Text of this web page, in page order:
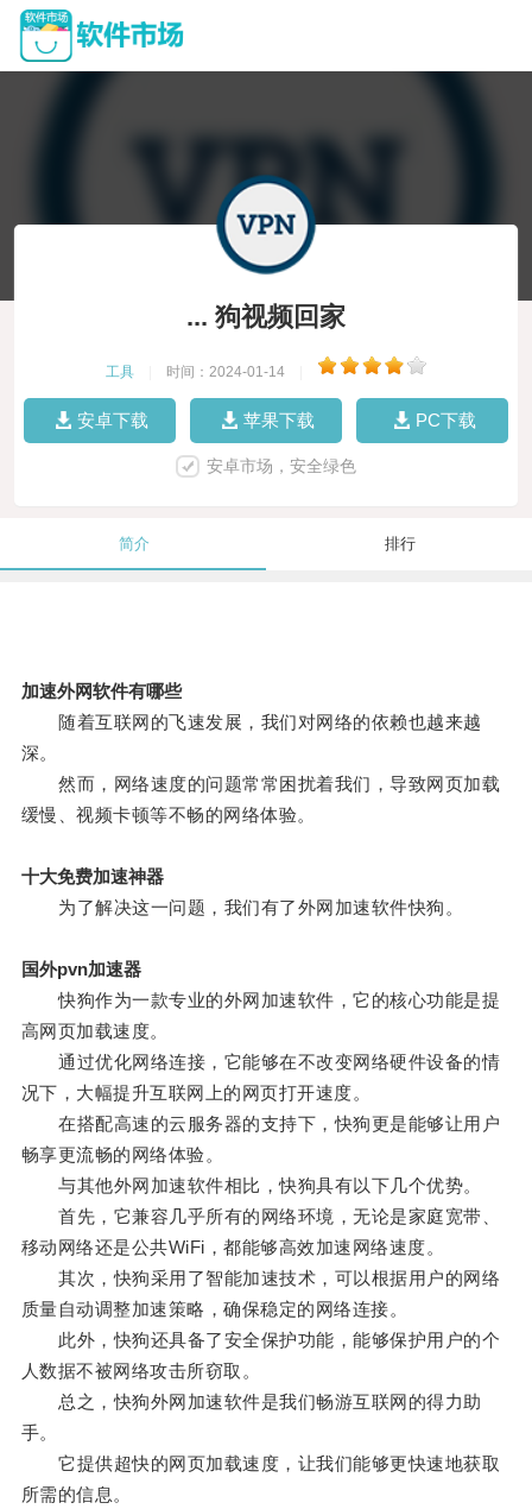
... 狗视频回家
工具 时间：2024-01-14
安卓下载 苹果下载 PC下载
安卓市场，安全绿色
简介 排行
加速外网软件有哪些
随着互联网的飞速发展，我们对网络的依赖也越来越
深。
然而，网络速度的问题常常困扰着我们，导致网页加载
缓慢、视频卡顿等不畅的网络体验。
十大免费加速神器
为了解决这一问题，我们有了外网加速软件快狗。
国外pvn加速器
快狗作为一款专业的外网加速软件，它的核心功能是提
高网页加载速度。
通过优化网络连接，它能够在不改变网络硬件设备的情
况下，大幅提升互联网上的网页打开速度。
在搭配高速的云服务器的支持下，快狗更是能够让用户
畅享更流畅的网络体验。
与其他外网加速软件相比，快狗具有以下几个优势。
首先，它兼容几乎所有的网络环境，无论是家庭宽带、
移动网络还是公共WiFi，都能够高效加速网络速度。
其次，快狗采用了智能加速技术，可以根据用户的网络
质量自动调整加速策略，确保稳定的网络连接。
此外，快狗还具备了安全保护功能，能够保护用户的个
人数据不被网络攻击所窃取。
总之，快狗外网加速软件是我们畅游互联网的得力助
手。
它提供超快的网页加载速度，让我们能够更快速地获取
所需的信息。